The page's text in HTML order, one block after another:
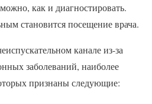
как и диагностировать.
становится посещение врача.
канале из-за
заболеваний, наиболее
признаны следующие: